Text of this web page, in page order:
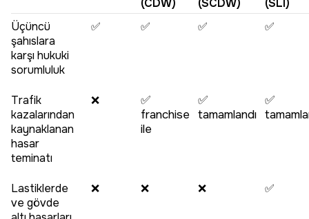
(CDW)
(SCDW)
(SLI)
Üçüncü
şahıslara
karşı hukuki
sorumluluk
✅ ✅ ✅ ✅
Trafik
kazalarından
kaynaklanan
hasar
teminatı
❌
✅
franchise
ile
✅
tamamlandı
✅
Lastiklerde
ve gövde
❌ ❌ ❌ ✅